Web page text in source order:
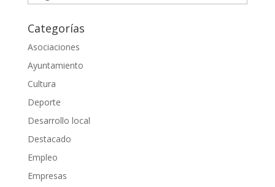
Categorías
Asociaciones
Ayuntamiento
Cultura
Deporte
Desarrollo local
Destacado
Empleo
Empresas